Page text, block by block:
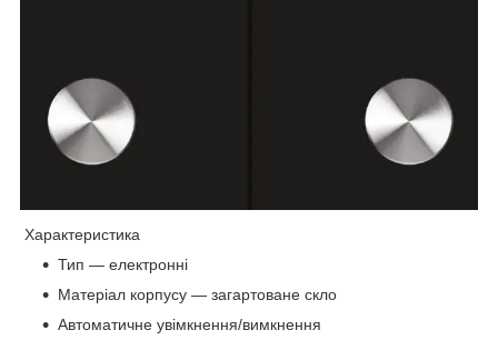
Характеристика
Тип — електронні
Матеріал корпусу — загартоване скло
Автоматичне увімкнення/вимкнення